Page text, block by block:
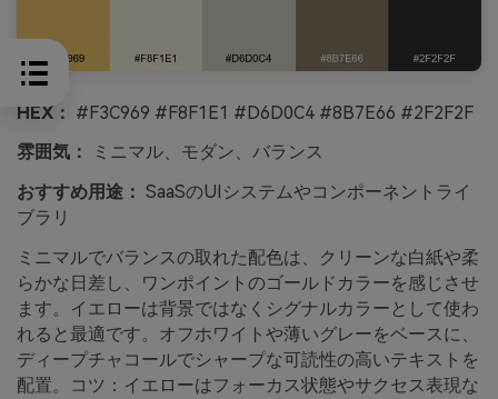
HEX： #F3C969 #F8F1E1 #D6D0C4 #8B7E66 #2F2F2F
雰囲気：
ミニマル、モダン、バランス
おすすめ用途： SaaSのUIシステムやコンポーネントライ
ブラリ
ミニマルでバランスの取れた配色は、クリーンな白紙や柔
らかな日差し、ワンポイントのゴールドカラーを感じさせ
ます。イエローは背景ではなくシグナルカラーとして使わ
れると最適です。オフホワイトや薄いグレーをベースに、
ディープチャコールでシャープな可読性の高いテキストを
配置。コツ：イエローはフォーカス状態やサクセス表現な